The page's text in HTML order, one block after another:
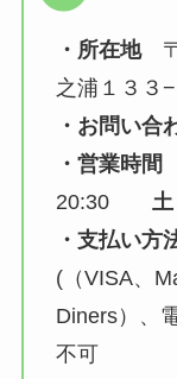
・所在地〒
之浦１３３−
・お問い合
・営業時間
20:30 土
・支払い方
(（VISA、
Diners）、
不可